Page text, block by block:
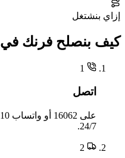
إزاي بنشتغل
كيف بنصلح فرنك في 4 خطوات؟
1
اتصل
24/7.
2